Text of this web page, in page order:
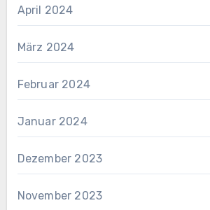
April 2024
März 2024
Februar 2024
Januar 2024
Dezember 2023
November 2023